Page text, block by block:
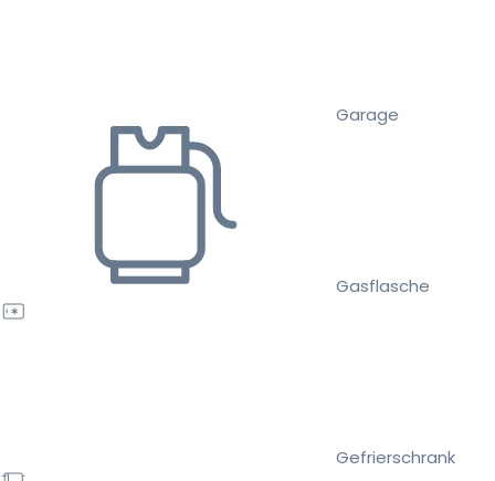
Garage
Gasflasche
Gefrierschrank